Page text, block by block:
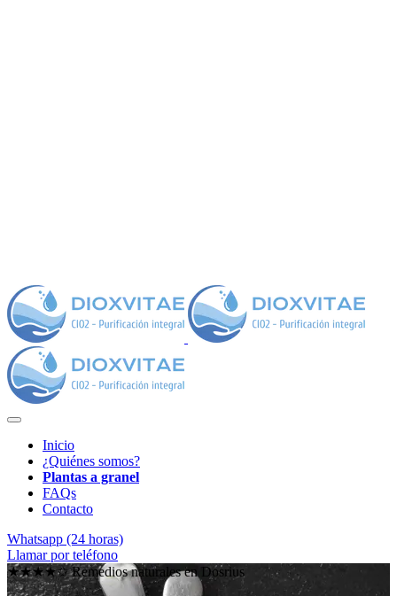
Inicio
¿Quiénes somos?
Plantas a granel
FAQs
Contacto
Whatsapp (24 horas)
Llamar por teléfono
★★★★✩ Remedios naturales en Dosrius